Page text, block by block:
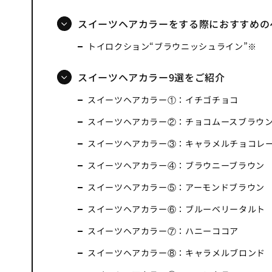
スイーツヘアカラーをする際におすすめ
トイロクション“ブラウニッシュライン”※
スイーツヘアカラー9選をご紹介
スイーツヘアカラー①：イチゴチョコ
スイーツヘアカラー②：チョコムースブラウン
スイーツヘアカラー③：キャラメルチョコレ
スイーツヘアカラー④：ブラウニーブラウン
スイーツヘアカラー⑤：アーモンドブラウン
スイーツヘアカラー⑥：ブルーベリータルト
スイーツヘアカラー⑦：ハニーココア
スイーツヘアカラー⑧：キャラメルブロンド